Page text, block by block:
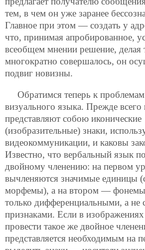
тем, в чем он уже заранее
Главное при этом — создать у
что, принимая апробированное,
всеобщем мнении решение, делая
многократно совершалось, он
подвиг новизны.
Обратимся теперь к
визуального языка. Прежде всего
представляют собою иконические
(изобразительные) знаки,
видеокоммуникации, и каковы
Известно, что вербальный язык
двойному членению: на первом
вычленяются значимые единицы
морфемы), а на втором —
только дифференциальными, а
признаками. Если в
провести такое же двойное
представляется необходимым на